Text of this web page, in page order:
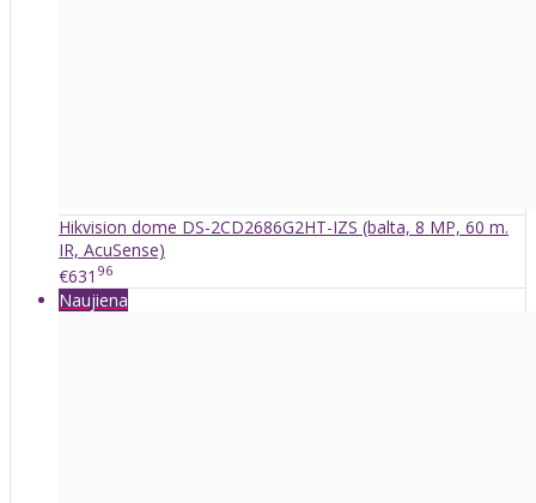
Hikvision dome DS-2CD2686G2HT-IZS (balta, 8 MP, 60 m.
IR, AcuSense)
€631 96
Naujiena